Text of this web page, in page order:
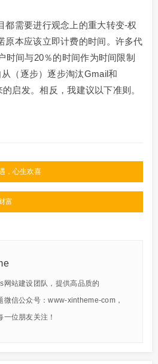
都需要进行观念上的重大转变-权
原本应该立即计费的时间。许多代
时间与20％的时间作为时间限制
从（逐步）逐步淘汰Gmail和
启发。相反，我建议以下准则。
，心生欢喜
富
站建设团队，提供高品质的
信公众号：www-xintheme-com，
位朋友关注！